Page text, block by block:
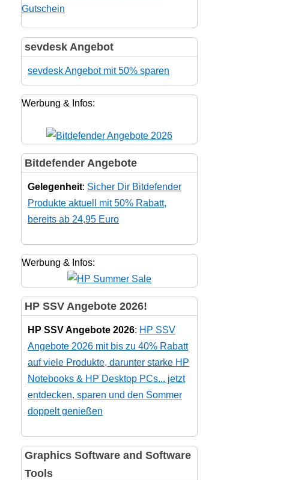
sevdesk Angebot
sevdesk Angebot mit 50% sparen
Werbung & Infos:
Bitdefender Angebote
Gelegenheit: Sicher Dir Bitdefender
Produkte aktuell mit 50% Rabatt,
bereits ab 24,95 Euro
Werbung & Infos:
HP SSV Angebote 2026!
HP SSV Angebote 2026: HP SSV
Angebote 2026 mit bis zu 40% Rabatt
auf viele Produkte, darunter starke HP
Notebooks & HP Desktop PCs... jetzt
entdecken, sparen und den Sommer
doppelt genießen
Graphics Software and Software
Tools